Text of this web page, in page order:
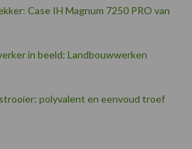
Case IH Magnum 7250 PRO van
in beeld: Landbouwwerken
polyvalent en eenvoud troef